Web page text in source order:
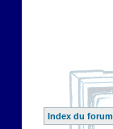
Index du forum